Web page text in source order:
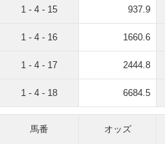
1 - 4 - 15 937.9
1 - 4 - 16 1660.6
1 - 4 - 17 2444.8
1 - 4 - 18 6684.5
馬番 オッズ